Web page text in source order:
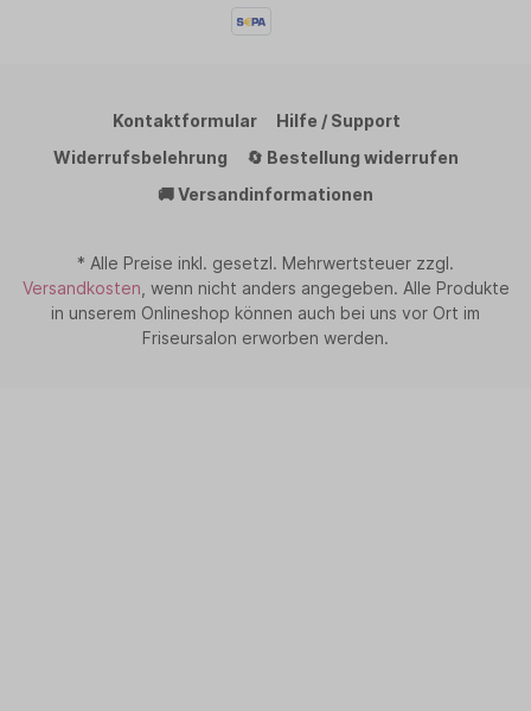
Kontaktformular
Hilfe / Support
Widerrufsbelehrung
🔄 Bestellung widerrufen
🚚 Versandinformationen
* Alle Preise inkl. gesetzl. Mehrwertsteuer zzgl.
Versandkosten , wenn nicht anders angegeben. Alle Produkte
in unserem Onlineshop können auch bei uns vor Ort im
Friseursalon erworben werden.